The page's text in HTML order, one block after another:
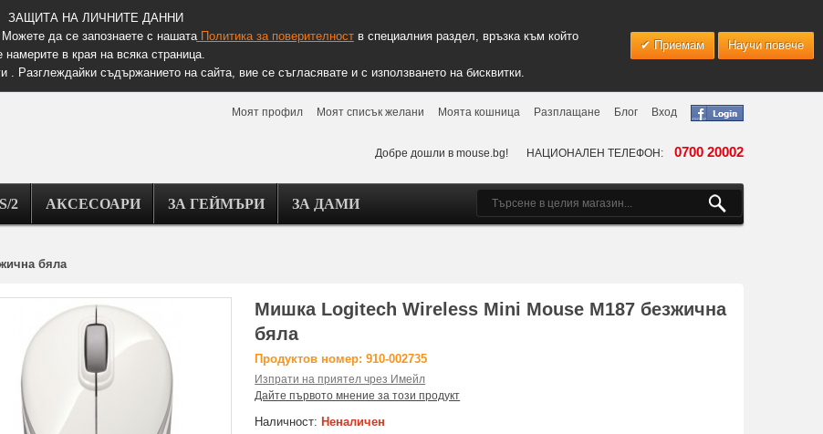
ЗАЩИТА НА ЛИЧНИТЕ ДАННИ
да се запознаете с нашатаПолитика за поверителноств специалния раздел, връзка към който
намерите в края на всяка страница.
Разглеждайки съдържанието на сайта, вие се съгласявате и с използването на бисквитки.
Приемам Научи повече
Моят профил Моят списък желани Моята кошница Разплащане Блог Вход
Добре дошли в mouse.bg! НАЦИОНАЛЕН ТЕЛЕФОН: 0700 20002
2 АКСЕСОАРИ ЗА ГЕЙМЪРИ ЗА ДАМИ
бяла
Мишка Logitech Wireless Mini Mouse M187 безжична
бяла
Продуктов номер: 910-002735
Изпрати на приятел чрез Имейл
Дайте първото мнение за този продукт
Наличност: Неналичен